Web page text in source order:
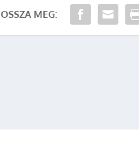
OSSZA MEG: